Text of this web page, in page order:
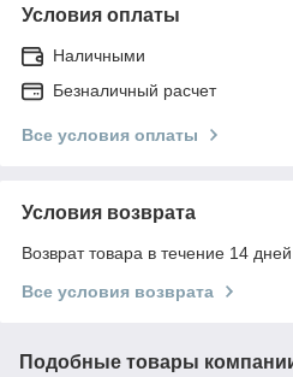
Условия оплаты
Наличными
Безналичный расчет
Все условия оплаты
Условия возврата
Возврат товара в течение 14
Все условия возврата
Подобные товары